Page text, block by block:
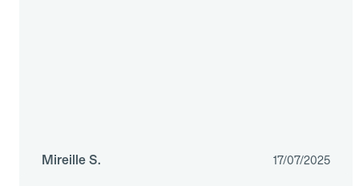
Mireille S. 17/07/2025